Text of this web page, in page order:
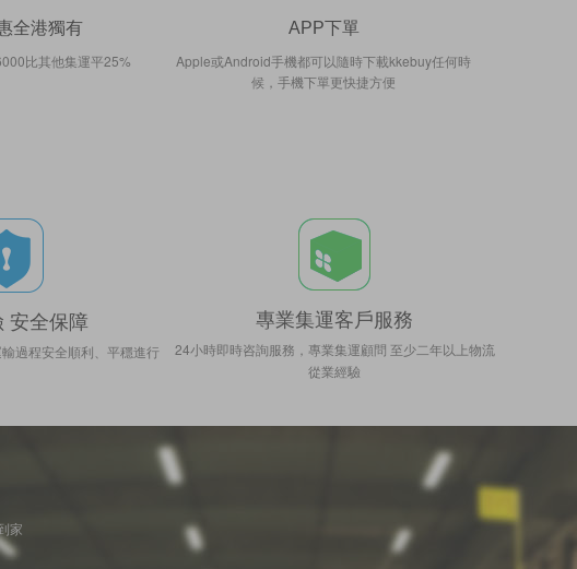
全港獨有
比其他集運平25%
APP下單
Apple或Android手機都可以隨時下載kkebuy任何時
候，手機下單更快捷方便
安全保障
過程安全順利、平穩進行
專業集運客戶服務
24小時即時咨詢服務，專業集運顧問 至少二年以上物流
從業經驗
家